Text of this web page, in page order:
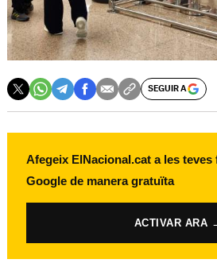
SEGUIR A
Afegeix ElNacional.cat a les
Google de manera gratuïta
ACTIVAR ARA